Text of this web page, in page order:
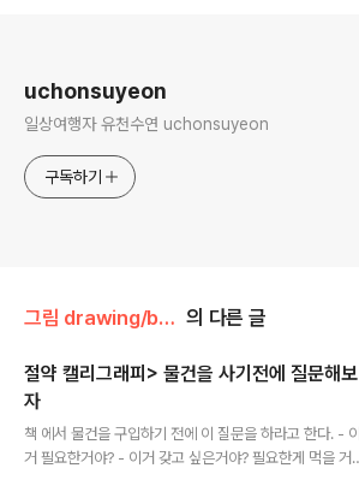
uchonsuyeon
일상여행자 유천수연 uchonsuyeon
구독하기
그림 drawing/botanical calligraphy 의 다른 글
절약 캘리그래피> 물건을 사기전에 질문해보
자
책 에서 물건을 구입하기 전에 이 질문을 하라고 한다. - 이
거 필요한거야? - 이거 갖고 싶은거야? 필요한게 먹을 거